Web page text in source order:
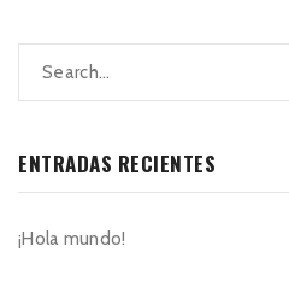
ENTRADAS RECIENTES
¡Hola mundo!